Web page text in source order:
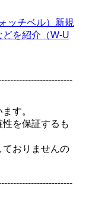
ッチベル）新規
を紹介（W-U
す。
を保証するも
おりませんの